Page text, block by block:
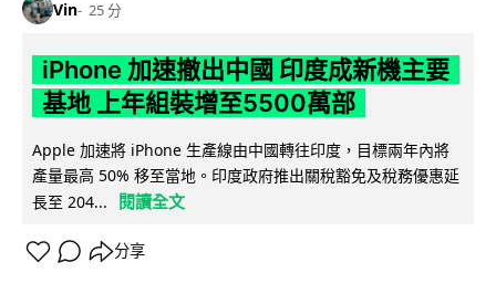
Vin 25 分
iPhone 加速撤出中國 印度成新機主要
基地 上年組裝增至5500萬部
Apple 加速將 iPhone 生產線由中國轉往印度，目標兩年內將
產量最高 50% 移至當地。印度政府推出關稅豁免及稅務優惠延
長至 204...
閱讀全文
分享